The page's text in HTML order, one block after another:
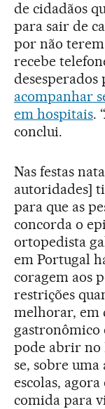
de cidadãos
para sair de
por não
recebe
acompanhar
em hospitais.
conclui.
Nas festas
autoridades]
para que as
concorda o
ortopedista
em Portugal
coragem aos
restrições
melhorar, em
gastronômico
pode abrir no
se, sobre uma
escolas,
comida para